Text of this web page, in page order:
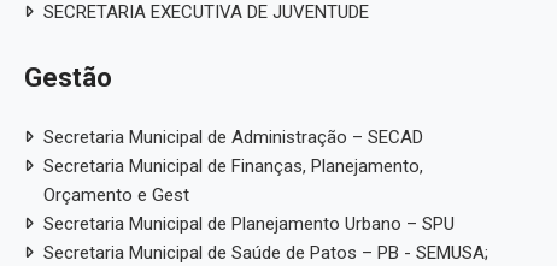
SECRETARIA EXECUTIVA DE JUVENTUDE
Gestão
Secretaria Municipal de Administração – SECAD
Secretaria Municipal de Finanças, Planejamento,
Orçamento e Gest
Secretaria Municipal de Planejamento Urbano – SPU
Secretaria Municipal de Saúde de Patos – PB - SEMUSA;